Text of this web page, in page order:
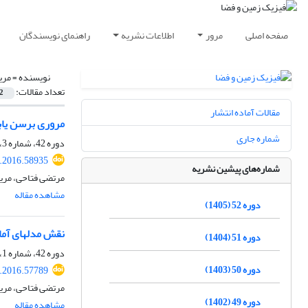
صفحه اصلی مرور اطلاعات نشریه راهنمای نویسندگان
نویسنده =
تعداد مقالات: 2
مروری برسن
دوره 42، شماره 3، پاییز 1395، صفحه
مرتضی فتاحی،
مشاهده مقاله
نقش مدلهای
دوره 42، شماره 1، بهار 1395، صفحه
مرتضی فتاحی،
مقالات آماده انتشار
شماره جاری
شماره‌های پیشین نشریه
دوره 52 (1405)
دوره 51 (1404)
دوره 50 (1403)
دوره 49 (1402)